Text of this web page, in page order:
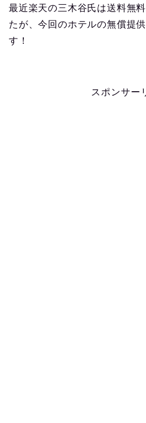
最近楽天の三木谷氏は送料無
たが、今回のホテルの無償提
す！
スポンサー